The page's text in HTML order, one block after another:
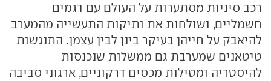
רכב סיניות מסתערות על העולם עם דגמים
חשמליים, ושולחות את ותיקות התעשייה מהמערב
להיאבק על חייהן בעיקר בינן לבין עצמן. התנגשות
טיטאנים שמערבת גם ממשלות שנכנסות
להיסטריה ומטילות מכסים דרקוניים, ארגוני סביבה